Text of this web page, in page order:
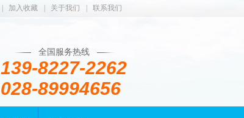
加入收藏 关于我们 联系我们
全国服务热线
139-8227-2262
028-89994656